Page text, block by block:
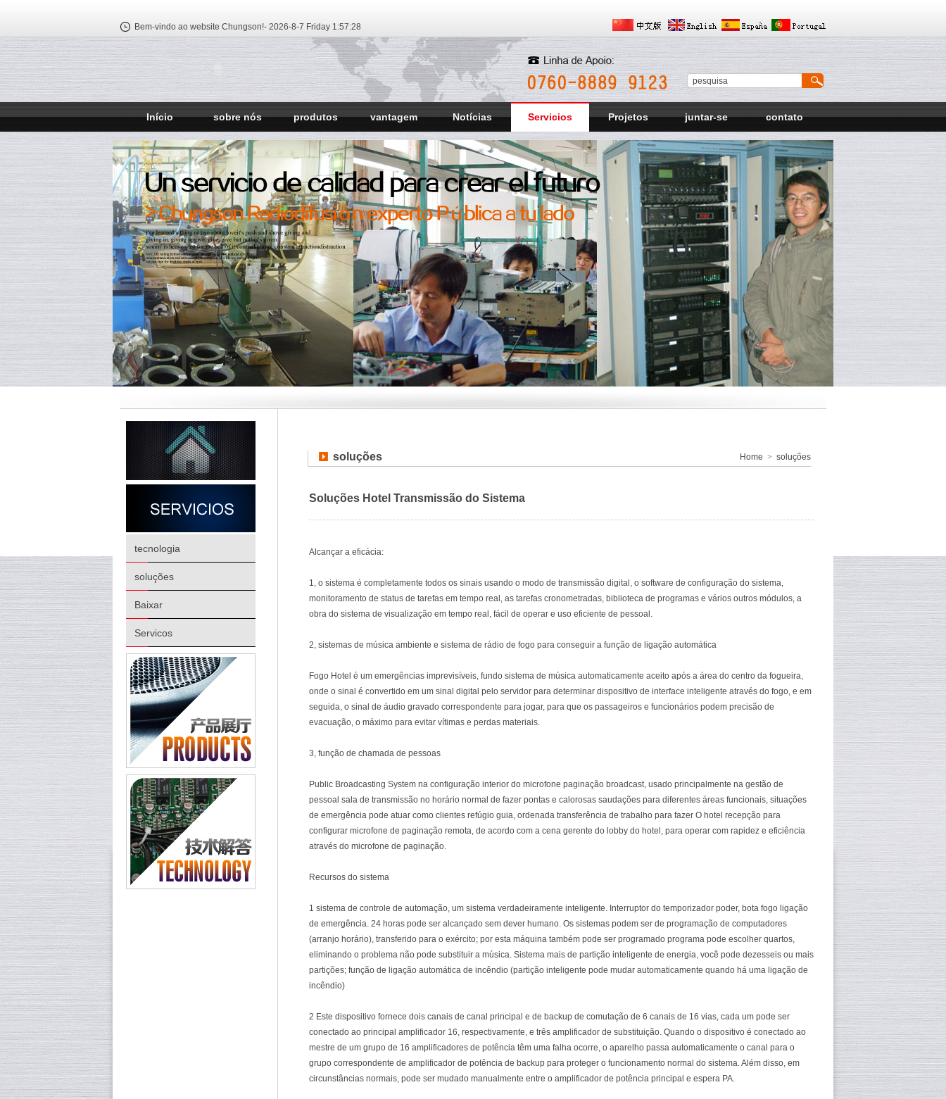
Bem-vindo ao website Chungson!- 2026-8-7 Friday 1:57:30
Início sobre nós produtos vantagem Notícias Servicios Projetos juntar-se contato
tecnologia
soluções
Baixar
Servicos
soluções Home > soluções
Soluções Hotel Transmissão do Sistema
Alcançar a eficácia:
1, o sistema é completamente todos os sinais usando o modo de transmissão digital, o software de configuração do sistema,
monitoramento de status de tarefas em tempo real, as tarefas cronometradas, biblioteca de programas e vários outros módulos, a
obra do sistema de visualização em tempo real, fácil de operar e uso eficiente de pessoal.
2, sistemas de música ambiente e sistema de rádio de fogo para conseguir a função de ligação automática
Fogo Hotel é um emergências imprevisíveis, fundo sistema de música automaticamente aceito após a área do centro da fogueira,
onde o sinal é convertido em um sinal digital pelo servidor para determinar dispositivo de interface inteligente através do fogo, e em
seguida, o sinal de áudio gravado correspondente para jogar, para que os passageiros e funcionários podem precisão de
evacuação, o máximo para evitar vítimas e perdas materiais.
3, função de chamada de pessoas
Public Broadcasting System na configuração interior do microfone paginação broadcast, usado principalmente na gestão de
pessoal sala de transmissão no horário normal de fazer pontas e calorosas saudações para diferentes áreas funcionais, situações
de emergência pode atuar como clientes refúgio guia, ordenada transferência de trabalho para fazer O hotel recepção para
configurar microfone de paginação remota, de acordo com a cena gerente do lobby do hotel, para operar com rapidez e eficiência
através do microfone de paginação.
Recursos do sistema
1 sistema de controle de automação, um sistema verdadeiramente inteligente. Interruptor do temporizador poder, bota fogo ligação
de emergência. 24 horas pode ser alcançado sem dever humano. Os sistemas podem ser de programação de computadores
(arranjo horário), transferido para o exército; por esta máquina também pode ser programado programa pode escolher quartos,
eliminando o problema não pode substituir a música. Sistema mais de partição inteligente de energia, você pode dezesseis ou mais
partições; função de ligação automática de incêndio (partição inteligente pode mudar automaticamente quando há uma ligação de
incêndio)
2 Este dispositivo fornece dois canais de canal principal e de backup de comutação de 6 canais de 16 vias, cada um pode ser
conectado ao principal amplificador 16, respectivamente, e três amplificador de substituição. Quando o dispositivo é conectado ao
mestre de um grupo de 16 amplificadores de potência têm uma falha ocorre, o aparelho passa automaticamente o canal para o
grupo correspondente de amplificador de potência de backup para proteger o funcionamento normal do sistema. Além disso, em
circunstâncias normais, pode ser mudado manualmente entre o amplificador de potência principal e espera PA.